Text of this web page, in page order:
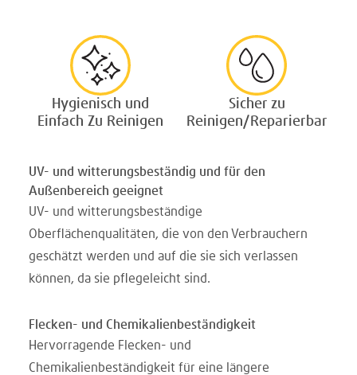
Hygienisch und
Einfach Zu Reinigen
Sicher zu
Reinigen/Reparierbar
UV- und witterungsbeständig und für den
Außenbereich geeignet
UV- und witterungsbeständige
Oberflächenqualitäten, die von den Verbrauchern
geschätzt werden und auf die sie sich verlassen
können, da sie pflegeleicht sind.
Flecken- und Chemikalienbeständigkeit
Hervorragende Flecken- und
Chemikalienbeständigkeit für eine längere